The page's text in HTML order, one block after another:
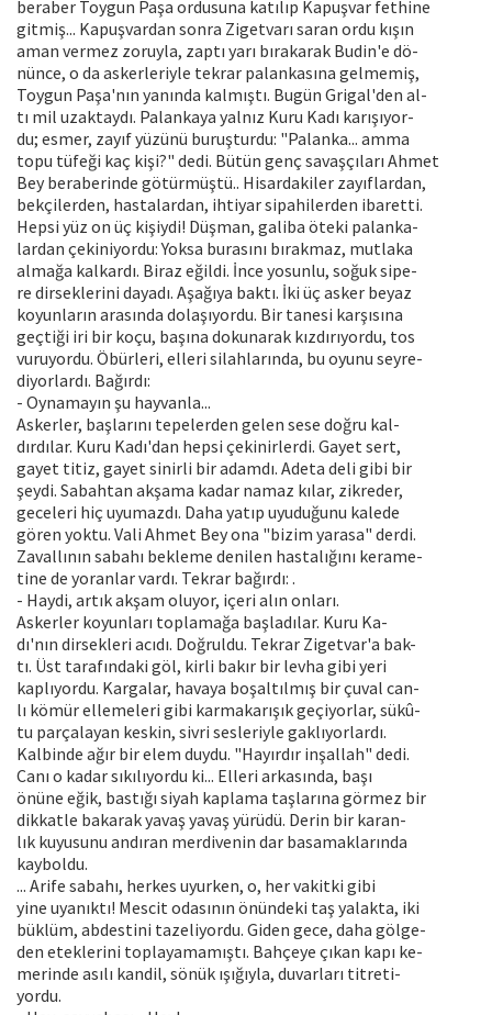
beraber Toygun Paşa ordusuna katılıp Kapuşvar fethine
gitmiş... Kapuşvardan sonra Zigetvarı saran ordu kışın
aman vermez zoruyla, zaptı yarı bırakarak Budin'e dö-
nünce, o da askerleriyle tekrar palankasına gelmemiş,
Toygun Paşa'nın yanında kalmıştı. Bugün Grigal'den al-
tı mil uzaktaydı. Palankaya yalnız Kuru Kadı karışıyor-
du; esmer, zayıf yüzünü buruşturdu: "Palanka... amma
topu tüfeği kaç kişi?" dedi. Bütün genç savaşçıları Ahmet
Bey beraberinde götürmüştü.. Hisardakiler zayıflardan,
bekçilerden, hastalardan, ihtiyar sipahilerden ibaretti.
Hepsi yüz on üç kişiydi! Düşman, galiba öteki palanka-
lardan çekiniyordu: Yoksa burasını bırakmaz, mutlaka
almağa kalkardı. Biraz eğildi. İnce yosunlu, soğuk sipe-
re dirseklerini dayadı. Aşağıya baktı. İki üç asker beyaz
koyunların arasında dolaşıyordu. Bir tanesi karşısına
geçtiği iri bir koçu, başına dokunarak kızdırıyordu, tos
vuruyordu. Öbürleri, elleri silahlarında, bu oyunu seyre-
diyorlardı. Bağırdı:
- Oynamayın şu hayvanla...
Askerler, başlarını tepelerden gelen sese doğru kal-
dırdılar. Kuru Kadı'dan hepsi çekinirlerdi. Gayet sert,
gayet titiz, gayet sinirli bir adamdı. Adeta deli gibi bir
şeydi. Sabahtan akşama kadar namaz kılar, zikreder,
geceleri hiç uyumazdı. Daha yatıp uyuduğunu kalede
gören yoktu. Vali Ahmet Bey ona "bizim yarasa" derdi.
Zavallının sabahı bekleme denilen hastalığını kerame-
tine de yoranlar vardı. Tekrar bağırdı: .
- Haydi, artık akşam oluyor, içeri alın onları.
Askerler koyunları toplamağa başladılar. Kuru Ka-
dı'nın dirsekleri acıdı. Doğruldu. Tekrar Zigetvar'a bak-
tı. Üst tarafındaki göl, kirli bakır bir levha gibi yeri
kaplıyordu. Kargalar, havaya boşaltılmış bir çuval can-
lı kömür ellemeleri gibi karmakarışık geçiyorlar, sükû-
tu parçalayan keskin, sivri sesleriyle gaklıyorlardı.
Kalbinde ağır bir elem duydu. "Hayırdır inşallah" dedi.
Canı o kadar sıkılıyordu ki... Elleri arkasında, başı
önüne eğik, bastığı siyah kaplama taşlarına görmez bir
dikkatle bakarak yavaş yavaş yürüdü. Derin bir karan-
lık kuyusunu andıran merdivenin dar basamaklarında
kayboldu.
... Arife sabahı, herkes uyurken, o, her vakitki gibi
yine uyanıktı! Mescit odasının önündeki taş yalakta, iki
büklüm, abdestini tazeliyordu. Giden gece, daha gölge-
den eteklerini toplayamamıştı. Bahçeye çıkan kapı ke-
merinde asılı kandil, sönük ışığıyla, duvarları titreti-
yordu.